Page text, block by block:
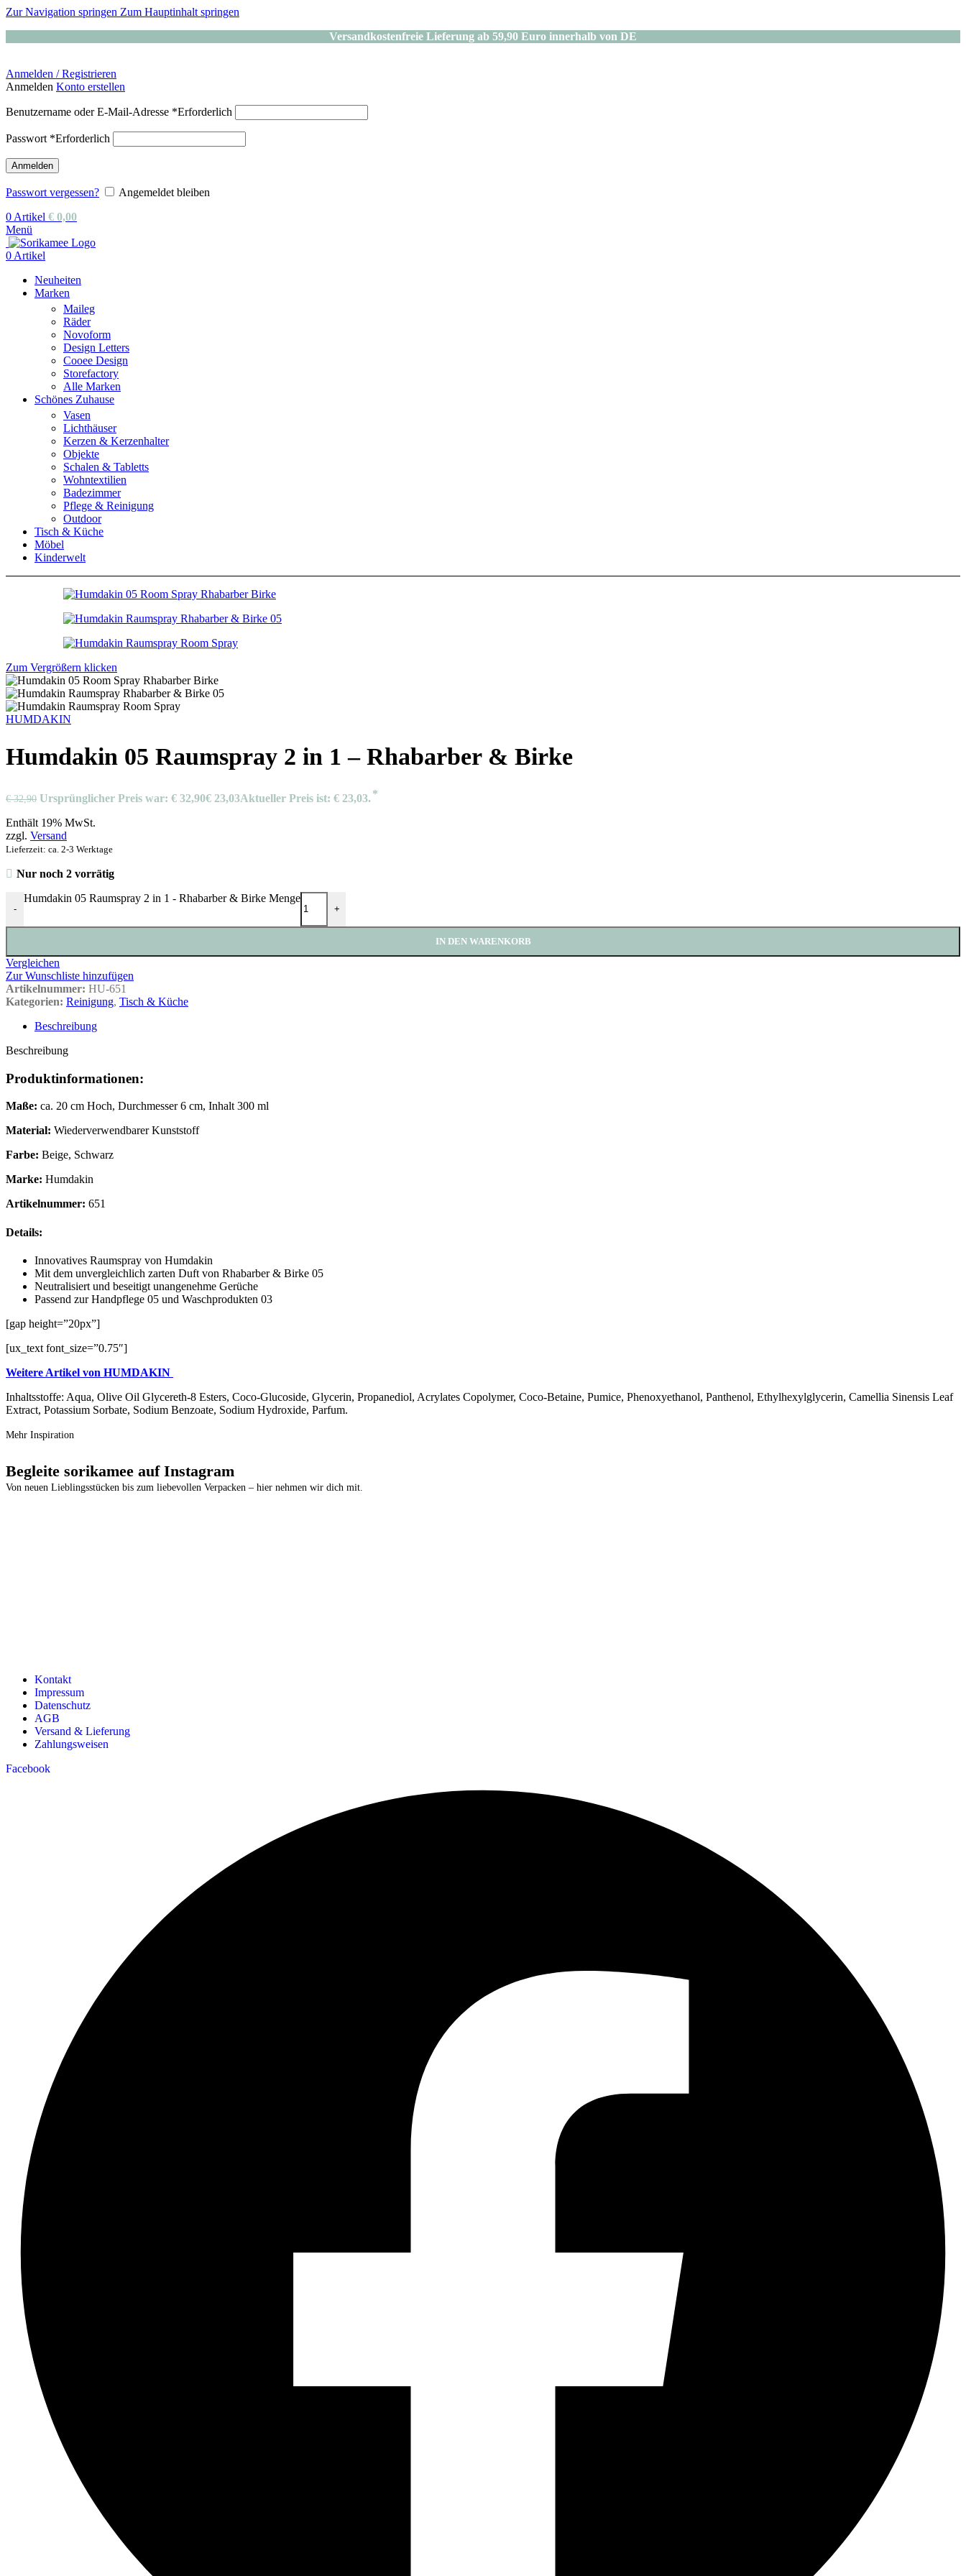
Zur Navigation springen Zum Hauptinhalt springen
Versandkostenfreie Lieferung ab 59,90 Euro innerhalb von DE
Anmelden / Registrieren
Anmelden Konto erstellen
Benutzername oder E-Mail-Adresse *Erforderlich
Passwort *Erforderlich
Anmelden
Passwort vergessen?
Angemeldet bleiben
0 Artikel € 0,00
Menü
0 Artikel
Neuheiten
Marken
Maileg
Räder
Novoform
Design Letters
Cooee Design
Storefactory
Alle Marken
Schönes Zuhause
Vasen
Lichthäuser
Kerzen & Kerzenhalter
Objekte
Schalen & Tabletts
Wohntextilien
Badezimmer
Pflege & Reinigung
Outdoor
Tisch & Küche
Möbel
Kinderwelt
Zum Vergrößern klicken
HUMDAKIN
Humdakin 05 Raumspray 2 in 1 – Rhabarber & Birke
€32,90 Ursprünglicher Preis war: € 32,90€ 23,03Aktueller Preis ist: € 23,03.
Enthält 19% MwSt.
zzgl. Versand
Lieferzeit: ca. 2-3 Werktage
Nur noch 2 vorrätig
-
Humdakin 05 Raumspray 2 in 1 - Rhabarber & Birke Menge
+
IN DEN WARENKORB
Vergleichen
Zur Wunschliste hinzufügen
Artikelnummer: HU-651
Kategorien: Reinigung, Tisch & Küche
Beschreibung
Beschreibung
Produktinformationen:
Maße: ca. 20 cm Hoch, Durchmesser 6 cm, Inhalt 300 ml
Material: Wiederverwendbarer Kunststoff
Farbe: Beige, Schwarz
Marke: Humdakin
Artikelnummer: 651
Details:
Innovatives Raumspray von Humdakin
Mit dem unvergleichlich zarten Duft von Rhabarber & Birke 05
Neutralisiert und beseitigt unangenehme Gerüche
Passend zur Handpflege 05 und Waschprodukten 03
[gap height=”20px”]
[ux_text font_size=”0.75″]
Weitere Artikel von HUMDAKIN
Inhaltsstoffe: Aqua, Olive Oil Glycereth-8 Esters, Coco-Glucoside, Glycerin, Propanediol, Acrylates Copolymer, Coco-Betaine, Pumice, Phenoxyethanol, Panthenol, Ethylhexylglycerin, Camellia Sinensis Leaf
Extract, Potassium Sorbate, Sodium Benzoate, Sodium Hydroxide, Parfum.
Mehr Inspiration
Begleite sorikamee auf Instagram
Von neuen Lieblingsstücken bis zum liebevollen Verpacken – hier nehmen wir dich mit.
Kontakt
Impressum
Datenschutz
AGB
Versand & Lieferung
Zahlungsweisen
Facebook